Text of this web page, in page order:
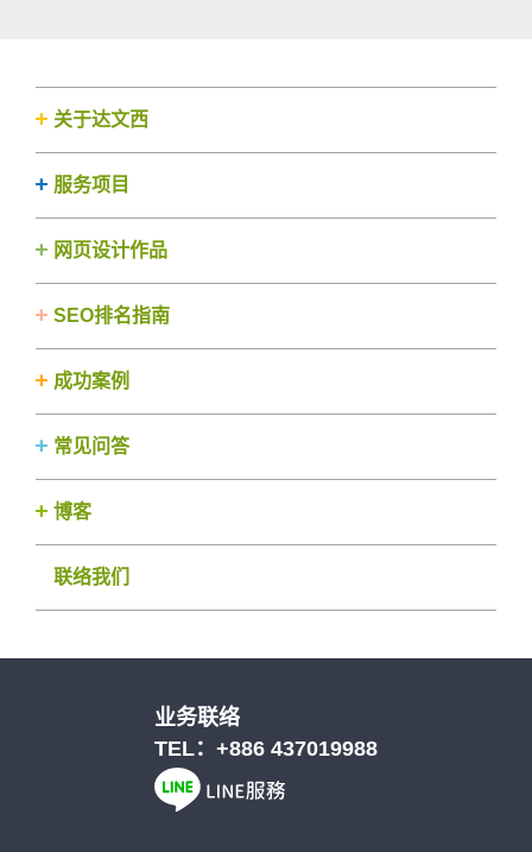
关于达文西
服务项目
网页设计作品
SEO排名指南
成功案例
常见问答
博客
联络我们
业务联络
TEL： +886 437019988